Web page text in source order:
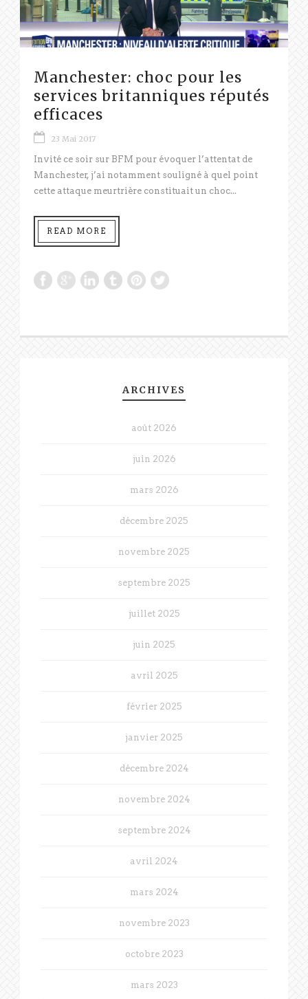
Manchester: choc pour les
services britanniques réputés
efficaces
23 Mai 2017
Invité ce soir sur BFM pour évoquer l’attentat de
Manchester, j’ai notamment souligné à quel point
cette attaque meurtrière constituait un choc...
READ MORE
ARCHIVES
août 2026
juin 2026
mars 2026
décembre 2025
novembre 2025
septembre 2025
juillet 2025
juin 2025
avril 2025
février 2025
janvier 2025
décembre 2024
novembre 2024
septembre 2024
avril 2024
mars 2024
novembre 2023
octobre 2023
mars 2023